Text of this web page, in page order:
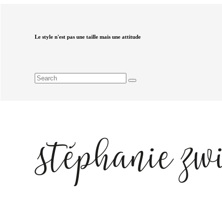
Le style n'est pas une taille mais une attitude